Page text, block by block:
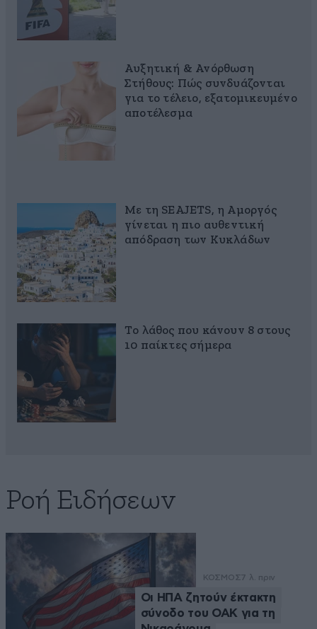
Αυξητική & Ανόρθωση
Στήθους: Πώς συνδυάζονται
για το τέλειο, εξατομικευμένο
αποτέλεσμα
Με τη SEAJETS, η Αμοργός
γίνεται η πιο αυθεντική
απόδραση των Κυκλάδων
Το λάθος που κάνουν 8 στους
10 παίκτες σήμερα
Ροή Ειδήσεων
ΚΟΣΜΟΣ7 λ. πριν
Οι ΗΠΑ ζητούν έκτακτη
σύνοδο του ΟΑΚ για τη